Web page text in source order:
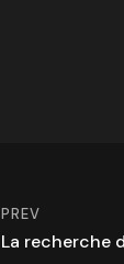
PREV
La recherche